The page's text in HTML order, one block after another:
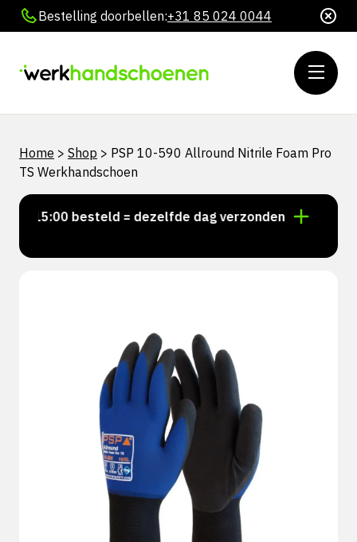
Bestelling doorbellen:+31 85 024 0044
Home > Shop > PSP 10-590 Allround Nitrile Foam Pro
TS Werkhandschoen
15:00 besteld = dezelfde dag verzonden